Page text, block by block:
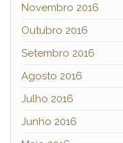
Novembro 2016
Outubro 2016
Setembro 2016
Agosto 2016
Julho 2016
Junho 2016